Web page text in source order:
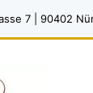
7 | 90402